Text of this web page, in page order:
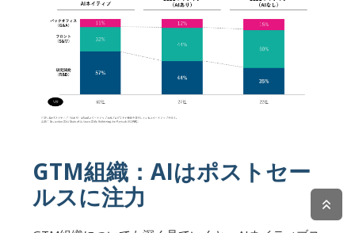
GTM組織：AIはポストセー
ルスに注力